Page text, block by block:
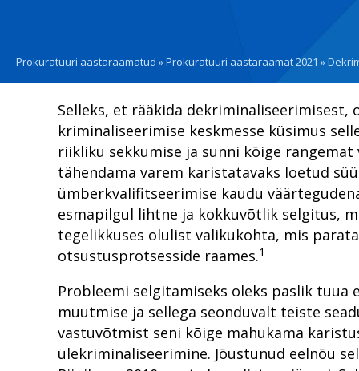
Breadcrumb
Prokuratuuri aastaraamatud Prokuratuuri aastaraamat 2021
Selleks, et rääkida
kriminaliseerimise keskmesse küsimus
riikliku sekkumise ja sunni kõige
tähendama varem karistatavaks loetud
ümberkvalifitseerimise kaudu
esmapilgul lihtne ja kokkuvõtlik selgitus,
tegelikkuses olulist valikukohta, mis
otsustusprotsesside raames.1
Probleemi selgitamiseks oleks paslik tuua
muutmise ja sellega seonduvalt teiste
vastuvõtmist seni kõige mahukama
ülekriminaliseerimine. Jõustunud eelnõu